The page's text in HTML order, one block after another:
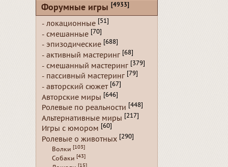
Форумные игры [4933]
- локационные [51]
- смешанные [70]
- эпизодические [688]
- активный мастеринг [68]
- смешанный мастеринг [379]
- пассивный мастеринг [79]
- авторский сюжет [67]
Авторские миры [646]
Ролевые по реальности [448]
Альтернативные миры [217]
Игры с юмором [60]
Ролевые о животных [290]
Волки [103]
Собаки [43]
[15]